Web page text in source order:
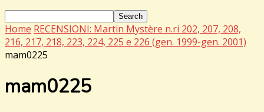
Home RECENSIONI: Martin Mystère n.ri 202, 207, 208,
216, 217, 218, 223, 224, 225 e 226 (gen. 1999-gen. 2001)
mam0225
mam0225